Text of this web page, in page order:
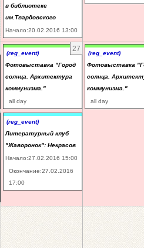
в библиотеке
им.Твардовского
Начало:20.02.2016 13:00
27
(reg_event)
Фотовыставка "Город
солнца. Архитектура
коммунизма."
all day
(reg_event)
Литературный клуб
"Жаворонок": Некрасов
Начало:27.02.2016 15:00
Окончание:27.02.2016
17:00
(reg_event)
Фотовыставка
солнца.
коммунизма."
all day